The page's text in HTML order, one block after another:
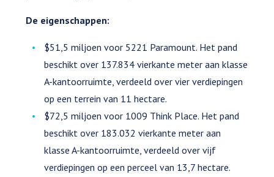
De eigenschappen:
$51,5 miljoen voor 5221 Paramount. Het pand
beschikt over 137.834 vierkante meter aan klasse
A-kantoorruimte, verdeeld over vier verdiepingen
op een terrein van 11 hectare.
$72,5 miljoen voor 1009 Think Place. Het pand
beschikt over 183.032 vierkante meter aan
klasse A-kantoorruimte, verdeeld over vijf
verdiepingen op een perceel van 13,7 hectare.